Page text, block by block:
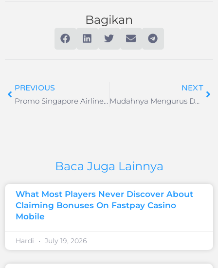
Bagikan
PREVIOUS
Promo Singapore Airlines Keberangkatan Surabaya
NEXT
Mudahnya Mengurus Dokumen Perjalanan (Passport & Visa)
Baca Juga Lainnya
What Most Players Never Discover About
Claiming Bonuses On Fastpay Casino
Mobile
Hardi July 19, 2026